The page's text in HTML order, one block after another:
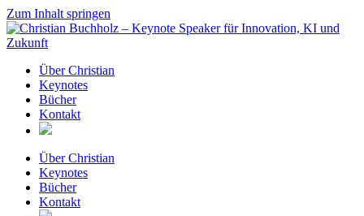
Zum Inhalt springen
Über Christian
Keynotes
Bücher
Kontakt
Über Christian
Keynotes
Bücher
Kontakt